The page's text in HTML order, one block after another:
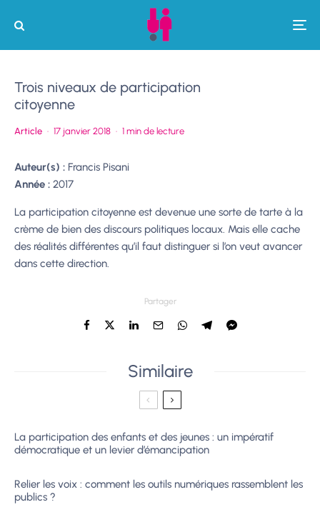
Trois niveaux de participation
citoyenne
Article · 17 janvier 2018 · 1 min de lecture
Auteur(s) : Francis Pisani
Année : 2017
La participation citoyenne est devenue une sorte de tarte à la
crème de bien des discours politiques locaux. Mais elle cache
des réalités différentes qu’il faut distinguer si l’on veut avancer
dans cette direction.
Partager
Similaire
La participation des enfants et des jeunes : un impératif
démocratique et un levier d’émancipation
Relier les voix : comment les outils numériques rassemblent les
publics ?